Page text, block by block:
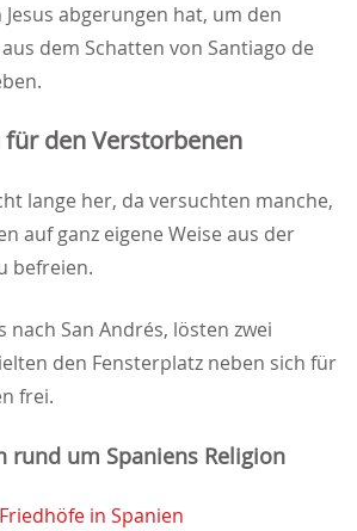
abgerungen hat, um den
dem Schatten von Santiago de
den Verstorbenen
lange her, da versuchten manche,
auf ganz eigene Weise aus der
befreien.
nach San Andrés, lösten zwei
den Fensterplatz neben sich für
frei.
rund um Spaniens Religion
Friedhöfe in Spanien